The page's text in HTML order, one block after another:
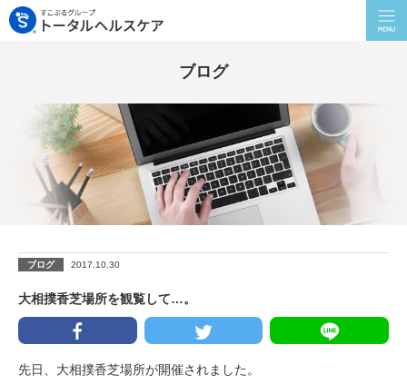
ブログ
ブログ 2017.10.30
大相撲香芝場所を観覧して…。
先日、大相撲香芝場所が開催されました。